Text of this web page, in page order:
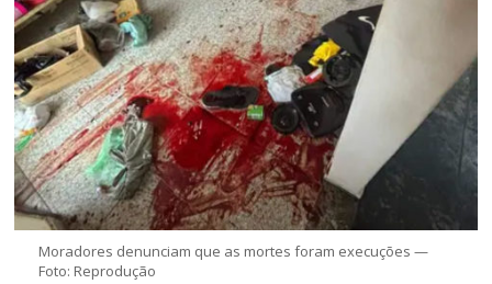
Moradores denunciam que as mortes foram execuções —
Foto: Reprodução